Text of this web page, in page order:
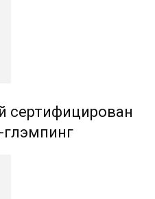
сертифицирован